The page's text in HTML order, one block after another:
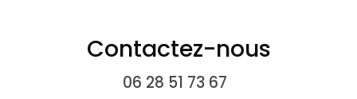
Contactez-nous
06 28 51 73 67